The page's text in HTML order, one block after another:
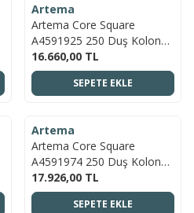
YENI
Artema
Artema Core Square
A4591925 250 Duş Kolonu,
Fırçalı Altın
16.660,00 TL
SEPETE EKLE
YENI
ÜCRETSIZ KARGO
Artema
Artema Core Square
A4591974 250 Duş Kolonu,
Parlak Altın
17.926,00 TL
SEPETE EKLE